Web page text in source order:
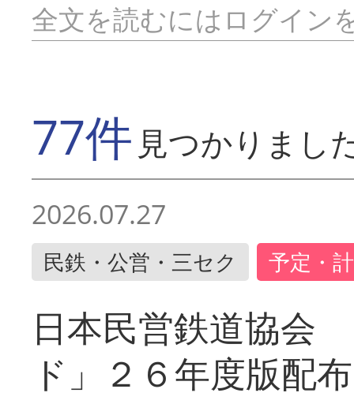
全文を読むにはログイン
77件 見つかりまし
2026.07.27
民鉄・公営・三セク 予定・
日本民営鉄道協会
ド」２６年度版配布